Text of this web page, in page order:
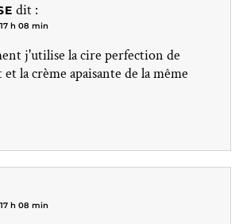
dit :
h 08 min
j'utilise la cire perfection de
la crème apaisante de la même
h 08 min